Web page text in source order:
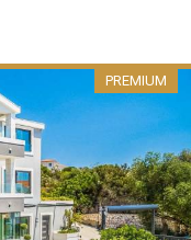
PREMIUM